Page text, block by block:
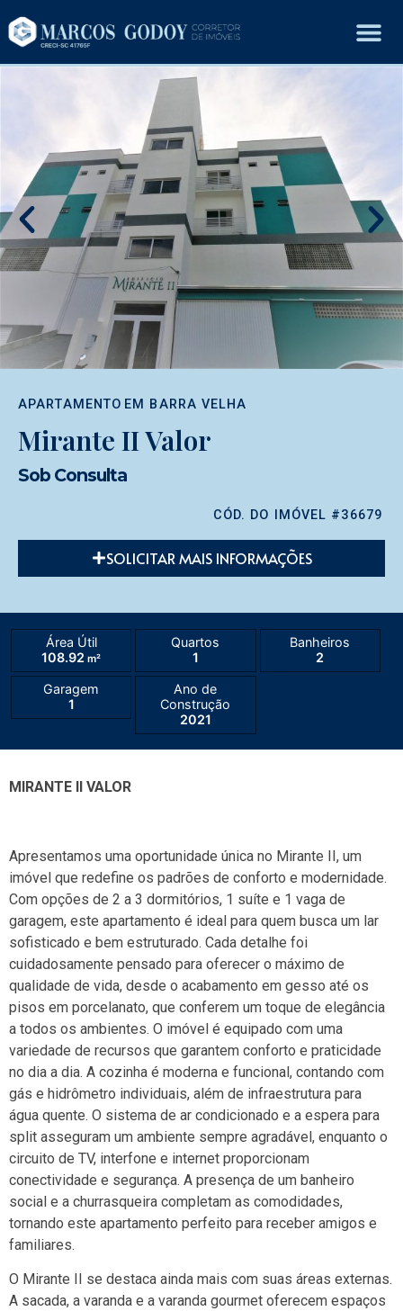
APARTAMENTO EM BARRA VELHA
Mirante II Valor
Sob Consulta
CÓD. DO IMÓVEL #36679
SOLICITAR MAIS INFORMAÇÕES
Área Útil
108.92 m²
Quartos
1
Banheiros
2
Garagem
1
Ano de
Construção
2021
MIRANTE II VALOR
Apresentamos uma oportunidade única no Mirante II, um
imóvel que redefine os padrões de conforto e modernidade.
Com opções de 2 a 3 dormitórios, 1 suíte e 1 vaga de
garagem, este apartamento é ideal para quem busca um lar
sofisticado e bem estruturado. Cada detalhe foi
cuidadosamente pensado para oferecer o máximo de
qualidade de vida, desde o acabamento em gesso até os
pisos em porcelanato, que conferem um toque de elegância
a todos os ambientes. O imóvel é equipado com uma
variedade de recursos que garantem conforto e praticidade
no dia a dia. A cozinha é moderna e funcional, contando com
gás e hidrômetro individuais, além de infraestrutura para
água quente. O sistema de ar condicionado e a espera para
split asseguram um ambiente sempre agradável, enquanto o
circuito de TV, interfone e internet proporcionam
conectividade e segurança. A presença de um banheiro
social e a churrasqueira completam as comodidades,
tornando este apartamento perfeito para receber amigos e
familiares.
O Mirante II se destaca ainda mais com suas áreas externas.
A sacada, a varanda e a varanda gourmet oferecem espaços